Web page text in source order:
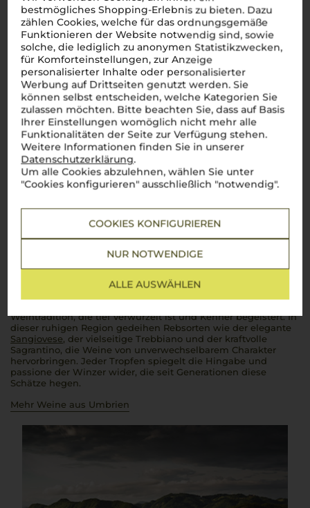
bestmögliches Shopping-Erlebnis zu bieten. Dazu
zählen Cookies, welche für das ordnungsgemäße
Funktionieren der Website notwendig sind, sowie
solche, die lediglich zu anonymen Statistikzwecken,
für Komforteinstellungen, zur Anzeige
personalisierter Inhalte oder personalisierter
Werbung auf Drittseiten genutzt werden. Sie
können selbst entscheiden, welche Kategorien Sie
zulassen möchten. Bitte beachten Sie, dass auf Basis
Ihrer Einstellungen womöglich nicht mehr alle
Funktionalitäten der Seite zur Verfügung stehen.
Weitere Informationen finden Sie in unserer
Datenschutzerklärung.
Um alle Cookies abzulehnen, wählen Sie unter
"Cookies konfigurieren" ausschließlich "notwendig".
COOKIES KONFIGURIEREN
NUR NOTWENDIGE
ALLE AUSWÄHLEN
Kundenbewertung vorhanden.
Schreiben Sie jetzt die erste Bewertung!
JETZT BEWERTEN
Über die Region
Die grüne Seele Italiens
Umbrien, das grüne Herz Italiens, umgeben von Toskana,
Marken und Latium, besticht durch seine atemberaubende
Weintradition, die tief verwurzelt ist und Kenner begeistert. In
dieser ruhigen Region gedeihen Rebsorten wie der elegante
Sangiovese, der vielseitige Trebbiano und der kraftvolle
Sagrantino, die Weine von unverwechselbarem Charakter
hervorbringen. Jeder Tropfen spiegelt die Hingabe und
passione der Winzer wider, die seit Generationen diese
Schätze hegen.
Mehr Weine aus Umbrien